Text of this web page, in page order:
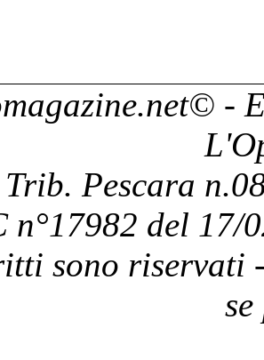
© -
Pescara
n°17982 del 17/
sono riservati